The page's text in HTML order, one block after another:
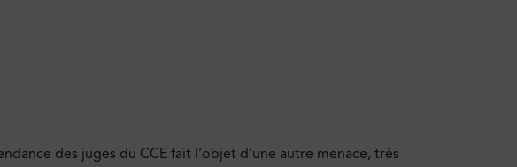
des juges du CCE fait l’objet d’une autre menace, très